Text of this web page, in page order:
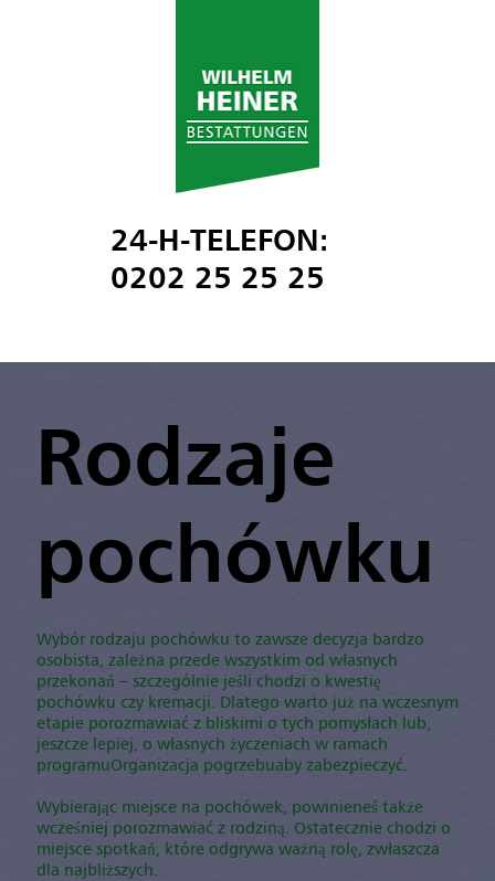
24-H-TELEFON:
0202 25 25 25
Rodzaje
pochówku
Wybór rodzaju pochówku to zawsze decyzja bardzo
osobista, zależna przede wszystkim od własnych
przekonań – szczególnie jeśli chodzi o kwestię
pochówku czy kremacji. Dlatego warto już na wczesnym
etapie porozmawiać z bliskimi o tych pomysłach lub,
jeszcze lepiej, o własnych życzeniach w ramach
programuOrganizacja pogrzebuaby zabezpieczyć.
Wybierając miejsce na pochówek, powinieneś także
wcześniej porozmawiać z rodziną. Ostatecznie chodzi o
miejsce spotkań, które odgrywa ważną rolę, zwłaszcza
dla najbliższych.